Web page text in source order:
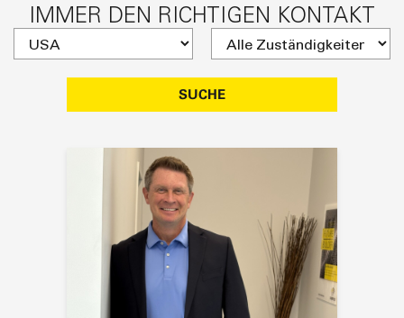
IMMER DEN RICHTIGEN KONTAKT
SUCHE